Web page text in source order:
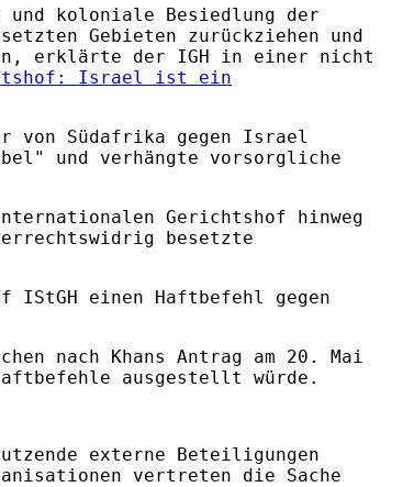
koloniale Besiedlung der
Gebieten zurückziehen und
erklärte der IGH in einer nicht
Israel ist ein
von Südafrika gegen Israel
und verhängte vorsorgliche
Gerichtshof hinweg
besetzte
einen Haftbefehl gegen
nach Khans Antrag am 20. Mai
ausgestellt würde.
externe Beteiligungen
vertreten die Sache